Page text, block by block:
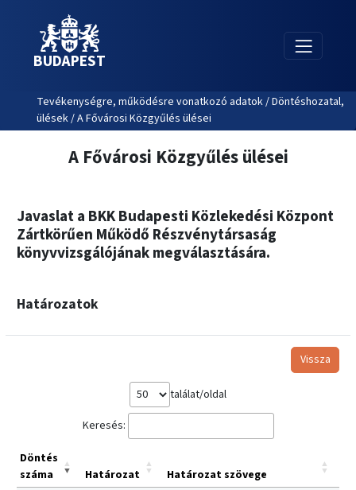
BUDAPEST
Tevékenységre, működésre vonatkozó adatok / Döntéshozatal,
ülések / A Fővárosi Közgyűlés ülései
A Fővárosi Közgyűlés ülései
Javaslat a BKK Budapesti Közlekedési Központ
Zártkörűen Működő Részvénytársaság
könyvvizsgálójának megválasztására.
Határozatok
Vissza
találat/oldal
Keresés:
Döntés
száma
Határozat
Határozat szövege